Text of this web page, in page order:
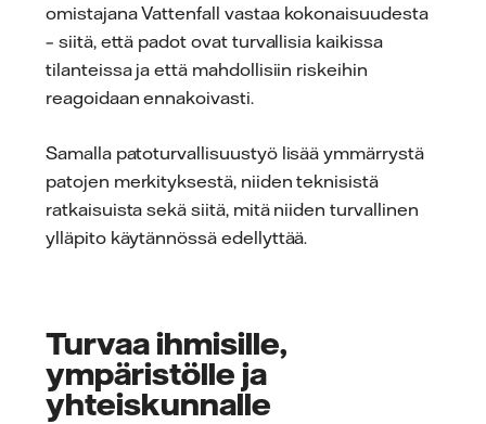
omistajana Vattenfall vastaa kokonaisuudesta
– siitä, että padot ovat turvallisia kaikissa
tilanteissa ja että mahdollisiin riskeihin
reagoidaan ennakoivasti.
Samalla patoturvallisuustyö lisää ymmärrystä
patojen merkityksestä, niiden teknisistä
ratkaisuista sekä siitä, mitä niiden turvallinen
ylläpito käytännössä edellyttää.
Turvaa ihmisille,
ympäristölle ja
yhteiskunnalle